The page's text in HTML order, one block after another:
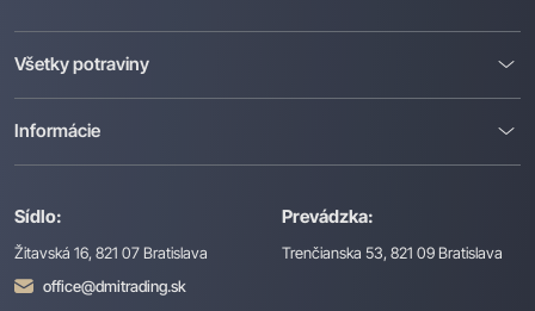
Sídlo:
Žitavská 16, 821 07 Bratislava
office@dmitrading.sk
Prevádzka:
Trenčianska 53, 821 09 Bratislava
Všetky potraviny
Informácie